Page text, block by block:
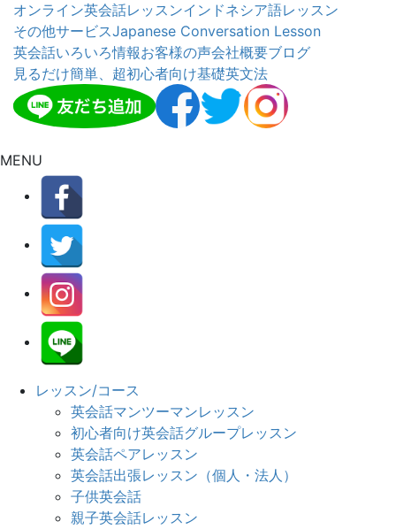
オンライン英会話レッスンインドネシア語レッスン
その他サービスJapanese Conversation Lesson
英会話いろいろ情報お客様の声会社概要ブログ
見るだけ簡単、超初心者向け基礎英文法
MENU
レッスン/コース
英会話マンツーマンレッスン
初心者向け英会話グループレッスン
英会話ペアレッスン
英会話出張レッスン（個人・法人）
子供英会話
親子英会話レッスン